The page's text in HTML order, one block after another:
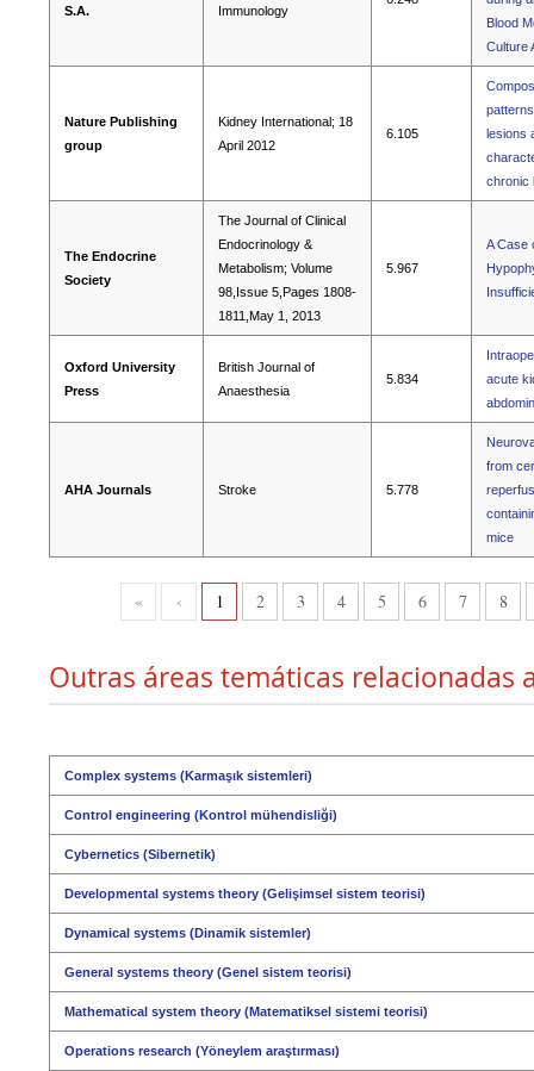
S.A. Immunology
Blood
Culture
Nature Publishing
group
Kidney International; 18
April 2012
6.105
lesions
chronic
The Endocrine
Society
The Journal of Clinical
Endocrinology &
Metabolism; Volume
98,Issue 5,Pages 1808-
1811,May 1, 2013
5.967
A Case
Oxford University
Press
British Journal of
Anaesthesia
5.834
acute
AHA Journals Stroke 5.778
from
mice
« ‹ 1 2 3 4 5 6 7 8
Outras áreas temáticas relacionadas
Complex systems (Karmaşık sistemleri)
Control engineering (Kontrol mühendisliği)
Cybernetics (Sibernetik)
Developmental systems theory (Gelişimsel sistem teorisi)
Dynamical systems (Dinamik sistemler)
General systems theory (Genel sistem teorisi)
Mathematical system theory (Matematiksel sistemi teorisi)
Operations research (Yöneylem araştırması)